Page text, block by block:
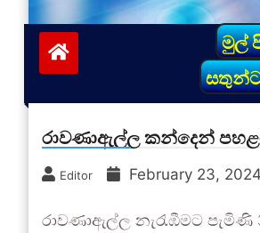
මුල්
රාවණාඇල්ල කන්දෙන්
Editor February 23, 2024
රාවණාඇල්ල නැරැඹීමට